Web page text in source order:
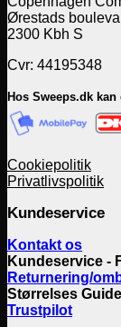
Ørestads
2300 Kbh S
Cvr: 44195348
Hos Sweeps.dk
Cookiepolitik
Privatlivspolitik
Kundeservice
Kontakt os
Kundeservice -
Returnering/
Størrelses Guide
Trustpilot